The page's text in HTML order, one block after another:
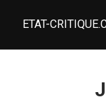
ETAT-